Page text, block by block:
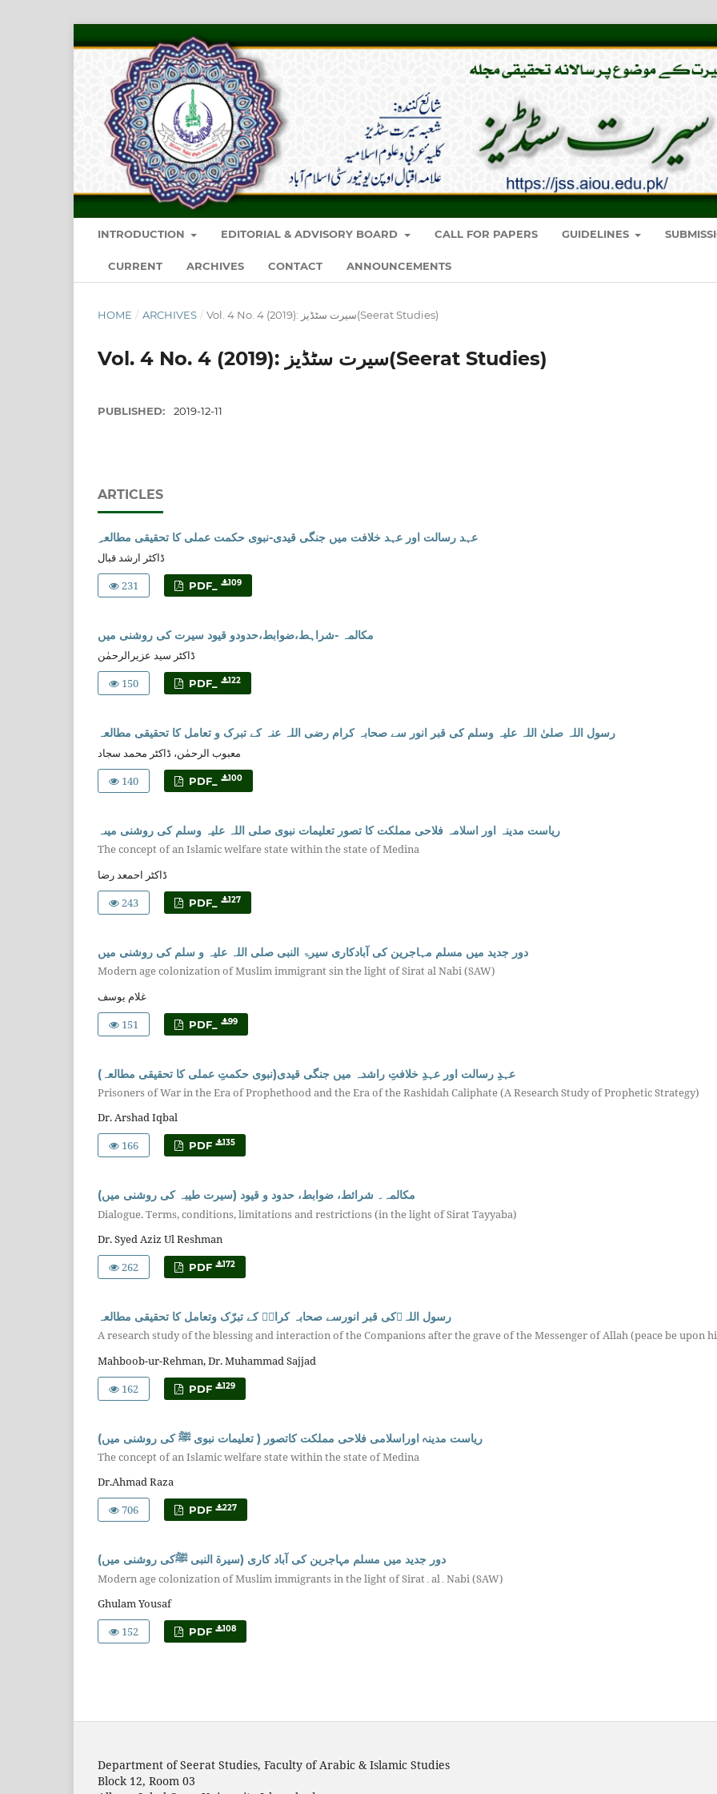
INTRODUCTION EDITORIAL & ADVISORY BOARD CALL FOR PAPERS GUIDELINES
CURRENT ARCHIVES CONTACT ANNOUNCEMENTS
HOME / ARCHIVES / Vol. 4 No. 4 (2019): سیرت سٹڈیز(Seerat Studies)
Vol. 4 No. 4 (2019): سیرت سٹڈیز(Seerat Studies)
PUBLISHED: 2019-12-11
ARTICLES
ِعہد رسالت اور عہد خلافت میں جنگی قیدی-نبوی حکمت عملی کا تحقیقی مطالعہ
ڈاکٹر ارشد قبال
231
PDF_ 109
مکالمہ -شراہط،ضوابط،حدودو قیود سیرت کی روشنی میں
ڈاکٹر سید عزیرالرحمٰن
150
PDF_ 122
رسول اللہ صلیٰ اللہ علیہ وسلم کی قبر انور سے صحابہ کرام رضی اللہ عنہ کے تبرک و تعامل کا تحقیقی مطالعہ
معبوب الرحمٰن، ڈاکٹر محمد سجاد
140
PDF_ 100
ریاست مدینہ اور اسلامہ فلاحی مملکت کا تصور تعلیمات نبوی صلی اللہ علیہ وسلم کی روشنی میںہ
The concept of an Islamic welfare state within the state of Medina
ڈاکٹر احمعد رضا
243
PDF_ 127
دور جدید میں مسلم مہاجرین کی آبادکاری سیرۃ النبی صلی اللہ علیہ و سلم کی روشنی میں
Modern age colonization of Muslim immigrant sin the light of Sirat al Nabi (SAW)
غلام یوسف
151
PDF_ 99
عہدِ رسالت اور عہدِ خلافتِ راشدہ میں جنگی قیدی(نبوی حکمتِ عملی کا تحقیقی مطالعہ)
Prisoners of War in the Era of Prophethood and the Era of the Rashidah Caliphate (A Research Study of Prophetic Strategy)
Dr. Arshad Iqbal
166
PDF 135
مکالمہ۔ شرائط، ضوابط، حدود و قیود (سیرت طیبہ کی روشنی میں)
Dialogue. Terms, conditions, limitations and restrictions (in the light of Sirat Tayyaba)
Dr. Syed Aziz Ul Reshman
262
PDF 172
رسول اللہﷺکی قبر انورسے صحابہ کرامؓ کے تبرّک وتعامل کا تحقیقی مطالعہ
A research study of the blessing and interaction of the Companions after the grave of the Messenger of Allah (peace be upon
Mahboob-ur-Rehman, Dr. Muhammad Sajjad
162
PDF 129
ریاست مدینہ اوراسلامی فلاحی مملکت کاتصور ( تعلیمات نبوی ﷺ کی روشنی میں)
The concept of an Islamic welfare state within the state of Medina
Dr.Ahmad Raza
706
PDF 227
دور جدید میں مسلم مہاجرین کی آباد کاری (سیرۃ النبی ﷺکی روشنی میں)
Modern age colonization of Muslim immigrants in the light of Sirat۔al۔Nabi (SAW)
Ghulam Yousaf
152
PDF 108
Department of Seerat Studies, Faculty of Arabic & Islamic Studies
Block 12, Room 03